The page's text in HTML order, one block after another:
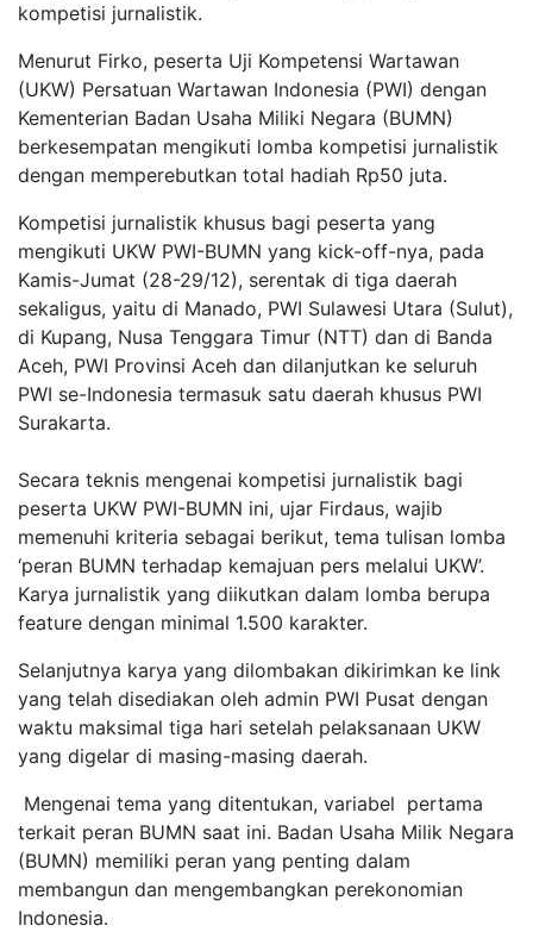
kompetisi jurnalistik.
Menurut Firko, peserta Uji Kompetensi Wartawan
(UKW) Persatuan Wartawan Indonesia (PWI) dengan
Kementerian Badan Usaha Miliki Negara (BUMN)
berkesempatan mengikuti lomba kompetisi jurnalistik
dengan memperebutkan total hadiah Rp50 juta.
Kompetisi jurnalistik khusus bagi peserta yang
mengikuti UKW PWI-BUMN yang kick-off-nya, pada
Kamis-Jumat (28-29/12), serentak di tiga daerah
sekaligus, yaitu di Manado, PWI Sulawesi Utara (Sulut),
di Kupang, Nusa Tenggara Timur (NTT) dan di Banda
Aceh, PWI Provinsi Aceh dan dilanjutkan ke seluruh
PWI se-Indonesia termasuk satu daerah khusus PWI
Surakarta.
Secara teknis mengenai kompetisi jurnalistik bagi
peserta UKW PWI-BUMN ini, ujar Firdaus, wajib
memenuhi kriteria sebagai berikut, tema tulisan lomba
‘peran BUMN terhadap kemajuan pers melalui UKW’.
Karya jurnalistik yang diikutkan dalam lomba berupa
feature dengan minimal 1.500 karakter.
Selanjutnya karya yang dilombakan dikirimkan ke link
yang telah disediakan oleh admin PWI Pusat dengan
waktu maksimal tiga hari setelah pelaksanaan UKW
yang digelar di masing-masing daerah.
Mengenai tema yang ditentukan, variabel pertama
terkait peran BUMN saat ini. Badan Usaha Milik Negara
(BUMN) memiliki peran yang penting dalam
membangun dan mengembangkan perekonomian
Indonesia.